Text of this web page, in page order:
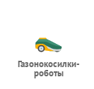
Газонокосилки-
роботы